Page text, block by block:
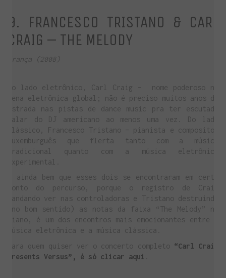
9. FRANCESCO TRISTANO & CARL
CRAIG – THE MELODY
França (2008)
Do lado eletrônico, Carl Craig – nome poderoso na
cena eletrônica global; não é preciso muitos anos de
estrada nas pistas de dance music pra ter escutado
falar do DJ americano ao menos uma vez. Do lado
clássico, Francesco Tristano – pianista e compositor
luxemburguês que flerta tanto com a música
tradicional quanto com a música eletrônica
experimental.
E ainda bem que esses dois se encontraram em certo
ponto do percurso, porque o registro de Craig
mandando ver nas controladoras e Tristano destruindo
(no bom sentido) as notas da faixa “The Melody” no
piano, é um dos encontros mais emocionantes entre a
música eletrônica e a música clássica.
Para quem quiser ver o concerto completo “Carl Craig
presents Versus”, é só clicar aqui